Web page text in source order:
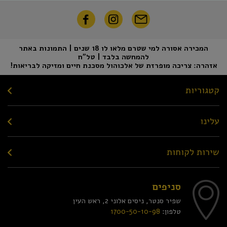
המכירה אסורה למי שטרם מלאו לו 18 שנים | התמונות באתר
להמחשה בלבד | טל"ח
אזהרה: צריכה מופרזת של אלכוהול מסכנת חיים ומזיקה לבריאות!
קטגוריות
עלינו
שירות לקוחות
סניפים
שפיר סנטר, ניסים אלוני 2, ראש העין
טלפון: 1700-50-10-98